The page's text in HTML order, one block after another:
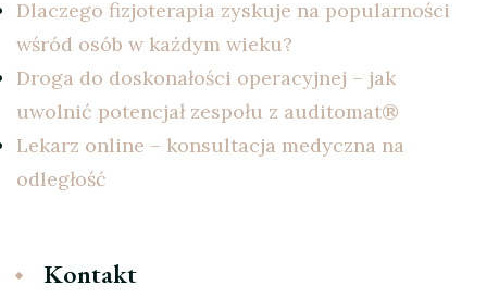
Dlaczego fizjoterapia zyskuje na popularności
wśród osób w każdym wieku?
Droga do doskonałości operacyjnej – jak
uwolnić potencjał zespołu z auditomat®
Lekarz online – konsultacja medyczna na
odległość
Kontakt